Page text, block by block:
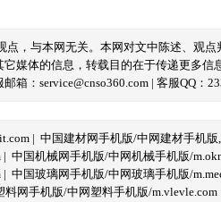
点，与本网无关。本网对文中陈述、观
媒体的信息，转载目的在于传递更多
箱：service@cnso360.com | 客服QQ：
| 中国建材网手机版/中网建材手机版
| 中国机械网手机版/中网机械手机版/
| 中国玻璃网手机版/中网玻璃手机版/
料网手机版/中网塑料手机版/m.vlevle.com